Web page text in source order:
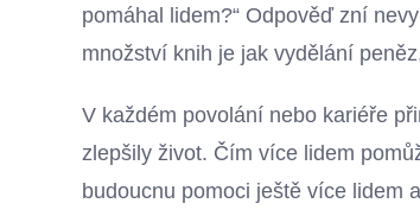
pomáhal lidem?“ Odpověď zní
množství knih je jak vydělání
V každém povolání nebo kariéře
zlepšily život. Čím více lidem
budoucnu pomoci ještě více lidem